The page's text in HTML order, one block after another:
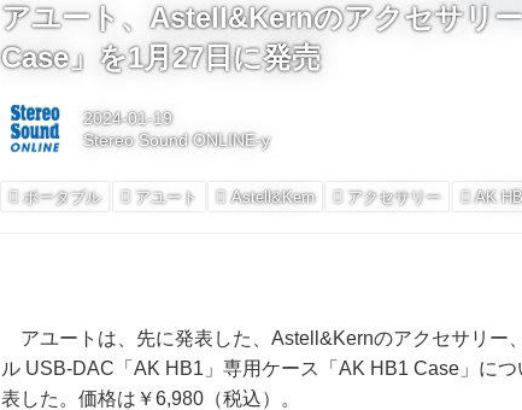
アユート、Astell&Kernのアクセサリ
Case」を1月27日に発売
2024-01-19
Stereo Sound ONLINE-y
ポータブル アユート Astell&Kern アクセサリー AK
アユートは、先に発表した、Astell&Kernのアクセサリー
ル USB-DAC「AK HB1」専用ケース「AK HB1 Case」に
表した。価格は￥6,980（税込）。